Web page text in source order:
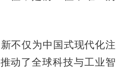
仅为中国式现代化注
动了全球科技与工业智